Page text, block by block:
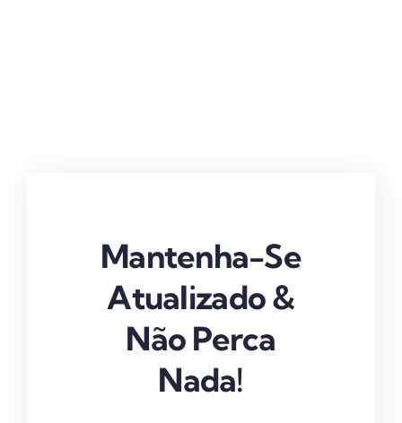
Mantenha-Se
Atualizado &
Não Perca
Nada!